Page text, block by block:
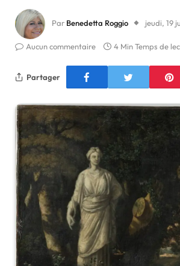
Par Benedetta Roggio jeudi, 19
Aucun commentaire 4 Min Temps de
Partager